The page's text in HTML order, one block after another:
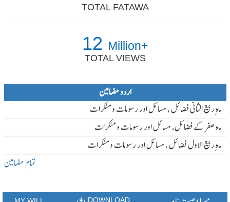
TOTAL FATAWA
12 Million+
TOTAL VIEWS
اردو مضامین
ماہ ِربیع الثانی فضائل ، مسائل اور رسومات و منکرات
ماہ صفر کے فضائل، مسائل اور رسومات و منکرات
ماہ ِربیع الاول فضائل ، مسائل اور رسومات و منکرات
تمام مضامین
DOWNLOAD